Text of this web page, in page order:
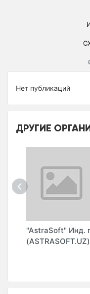
Нет публикаций
ДРУГИЕ
"AstraSoft" Инд.
(ASTRASOFT.UZ)